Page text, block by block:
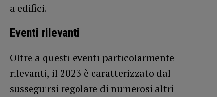
a edifici.
Eventi rilevanti
Oltre a questi eventi particolarmente
rilevanti, il 2023 è caratterizzato dal
susseguirsi regolare di numerosi altri